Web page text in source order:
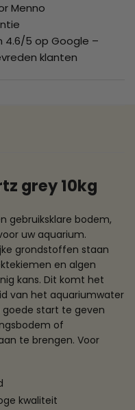
Menno
4.6/5 op Google –
klanten
grey 10kg
gebruiksklare bodem,
uw aquarium.
grondstoffen staan
en algen
kans. Dit komt het
van het aquariumwater
start te geven
of
te brengen. Voor
kwaliteit